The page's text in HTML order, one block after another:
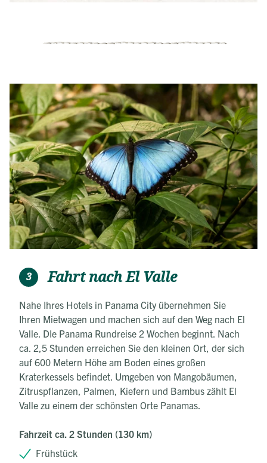
Nur wenige Gehminuten entfernt finden Sie die bei
den Einwohnern beliebte Via Argentina mit vielen
Restaurant und Cafés. Und die Altstadt und der
Panamakanal oder der Parque Metropolitano sind
auch nicht weit.
3 Fahrt nach El Valle
Nahe Ihres Hotels in Panama City übernehmen Sie
Ihren Mietwagen und machen sich auf den Weg nach El
Valle. DIe Panama Rundreise 2 Wochen beginnt. Nach
ca. 2,5 Stunden erreichen Sie den kleinen Ort, der sich
auf 600 Metern Höhe am Boden eines großen
Kraterkessels befindet. Umgeben von Mangobäumen,
Zitruspflanzen, Palmen, Kiefern und Bambus zählt El
Valle zu einem der schönsten Orte Panamas.
Fahrzeit ca. 2 Stunden (130 km)
Frühstück